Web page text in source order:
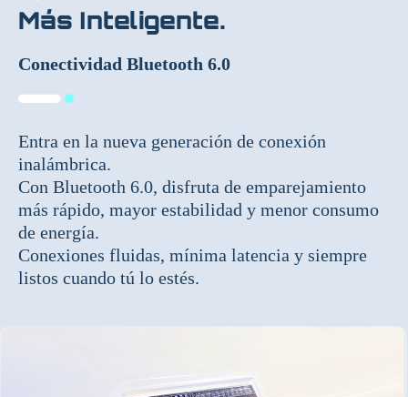
Más Inteligente.
Conectividad Bluetooth 6.0
Entra en la nueva generación de conexión
inalámbrica.
Con Bluetooth 6.0, disfruta de emparejamiento
más rápido, mayor estabilidad y menor consumo
de energía.
Conexiones fluidas, mínima latencia y siempre
listos cuando tú lo estés.